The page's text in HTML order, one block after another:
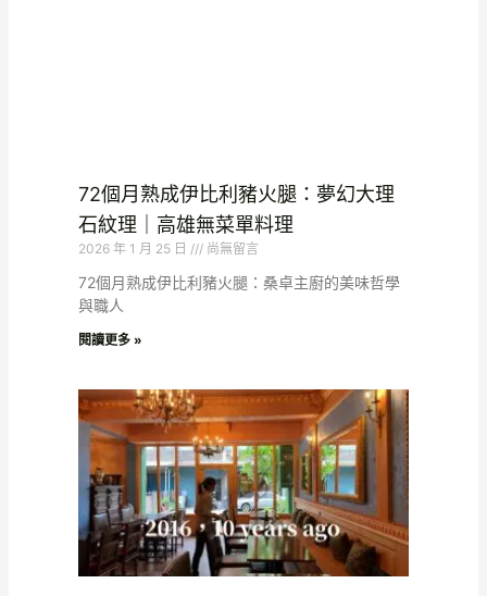
72個月熟成伊比利豬火腿：夢幻大理
石紋理｜高雄無菜單料理
2026 年 1 月 25 日 尚無留言
72個月熟成伊比利豬火腿：桑卓主廚的美味哲學
與職人
閱讀更多 »